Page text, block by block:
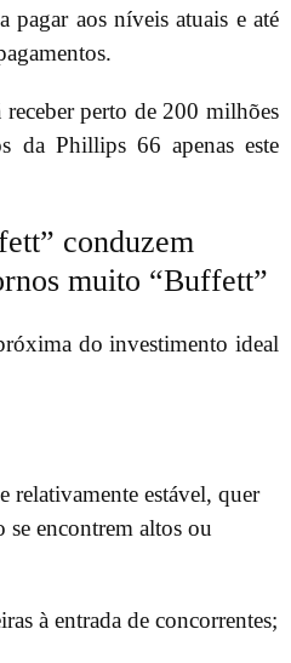
pagar aos níveis atuais e até
perto de 200 milhões
da Phillips 66 apenas este
conduzem
muito “Buffett”
do investimento ideal
relativamente estável, quer
se encontrem altos ou
à entrada de concorrentes;